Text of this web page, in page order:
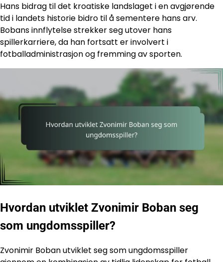
Hans bidrag til det kroatiske landslaget i en avgjørende
tid i landets historie bidro til å sementere hans arv.
Bobans innflytelse strekker seg utover hans
spillerkarriere, da han fortsatt er involvert i
fotballadministrasjon og fremming av sporten.
Hvordan utviklet Zvonimir Boban seg
som ungdomsspiller?
Zvonimir Boban utviklet seg som ungdomsspiller